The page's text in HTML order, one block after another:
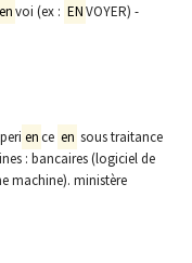
envoi (ex : ENVOYER) -
ence en sous traitance
: bancaires (logiciel de
machine). ministère